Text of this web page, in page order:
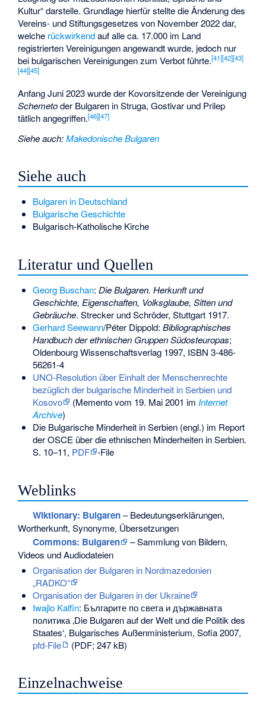
Kultur“ darstelle. Grundlage hierfür stellte die Änderung des
Vereins- und Stiftungsgesetzes von November 2022 dar,
welche rückwirkendauf alle ca. 17.000 im Land
registrierten Vereinigungen angewandt wurde, jedoch nur
bei bulgarischen Vereinigungen zum Verbot führte.[41][42][43]
[44][45]
Anfang Juni 2023 wurde der Kovorsitzende der Vereinigung
Schemetoder Bulgaren in Struga, Gostivar und Prilep
tätlich angegriffen.[46][47]
Siehe auch:Makedonische Bulgaren
Siehe auch
Bulgaren in Deutschland
Bulgarische Geschichte
Bulgarisch-Katholische Kirche
Literatur und Quellen
Georg Buschan: Die Bulgaren. Herkunft und
Geschichte, Eigenschaften, Volksglaube, Sitten und
Gebräuche. Strecker und Schröder, Stuttgart 1917.
Gerhard Seewann/Péter Dippold: Bibliographisches
Handbuch der ethnischen Gruppen Südosteuropas;
Oldenbourg Wissenschaftsverlag 1997, ISBN 3-486-
56261-4
UNO-Resolution über Einhalt der Menschenrechte
bezüglich der bulgarische Minderheit in Serbien und
Kosovo
(Mementovom 19. Mai 2001 im Internet
Archive)
Die Bulgarische Minderheit in Serbien (engl.) im Report
der OSCE über die ethnischen Minderheiten in Serbien.
S. 10–11, PDF -File
Weblinks
Wiktionary: Bulgaren– Bedeutungserklärungen,
Wortherkunft, Synonyme, Übersetzungen
Commons: Bulgaren
– Sammlung von Bildern,
Videos und Audiodateien
Organisation der Bulgaren in Nordmazedonien
„RADKO“
Organisation der Bulgaren in der Ukraine
Iwajlo Kalfin: Българите по света и държавната
политика ‚Die Bulgaren auf der Welt und die Politik des
Staates‘, Bulgarisches Außenministerium, Sofia 2007,
pfd-File
(PDF; 247 kB)
Einzelnachweise